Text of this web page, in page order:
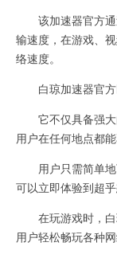
该加速器官方通
输速度，在游戏、
络速度。
白琼加速器官方
它不仅具备强大
用户在任何地点都
用户只需简单地
可以立即体验到超乎
在玩游戏时，白
用户轻松畅玩各种网